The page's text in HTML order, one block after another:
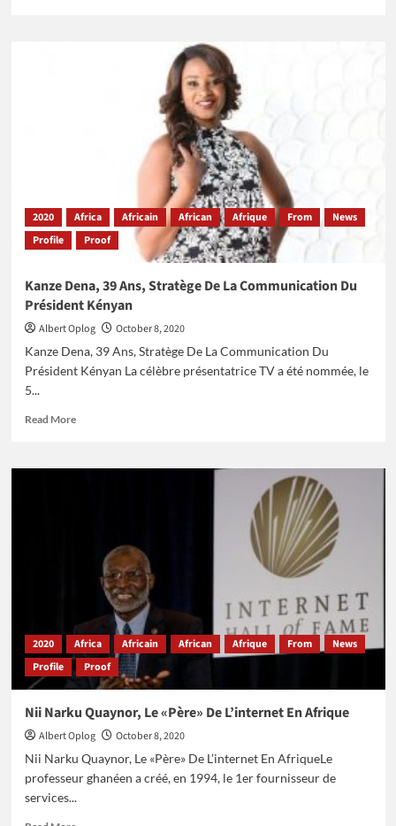
multinationales
2020 Africa Africain African Afrique From
News
Profile
Proof
Kanze Dena, 39 Ans, Stratège De La Communication Du
Président Kényan
Albert Oplog
October 8, 2020
Kanze Dena, 39 Ans, Stratège De La Communication Du
Président Kényan La célèbre présentatrice TV a été nommée, le
5...
Read MoreRead
Kanze
Communication
Président
Kényan
2020 Africa Africain African Afrique From
News
Profile
Proof
Nii Narku Quaynor, Le «Père» De L’internet En Afrique
Albert Oplog
October 8, 2020
Nii Narku Quaynor, Le «Père» De L’internet En AfriqueLe
professeur ghanéen a créé, en 1994, le 1er fournisseur de
services...